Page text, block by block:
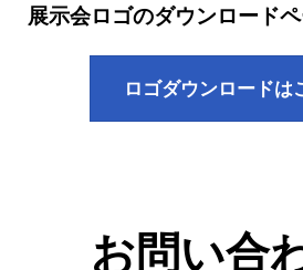
展示会ロゴのダウンロード
ロゴダウンロードは
お問い合